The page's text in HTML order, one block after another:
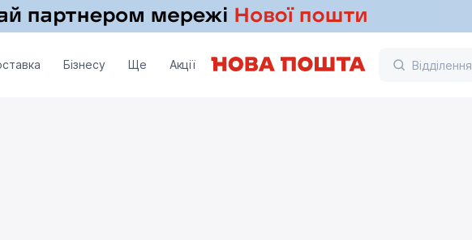
Бізнесу Ще Акції